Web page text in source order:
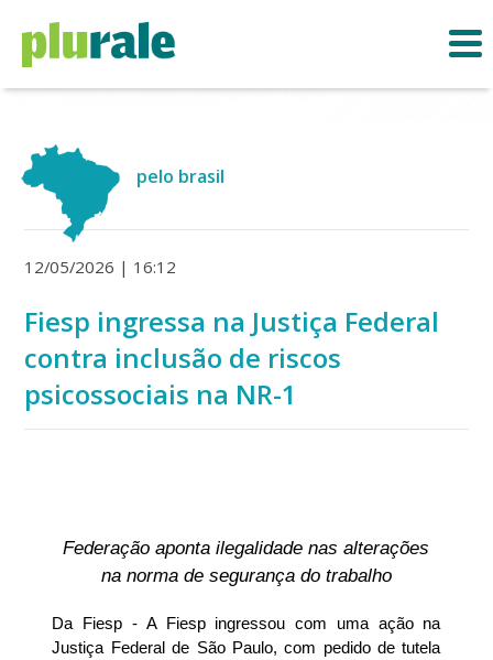
pelo brasil
12/05/2026 | 16:12
Fiesp ingressa na Justiça Federal
contra inclusão de riscos
psicossociais na NR-1
Federação aponta ilegalidade nas alterações
na norma de segurança do trabalho
Da Fiesp - A Fiesp ingressou com uma ação na
Justiça Federal de São Paulo, com pedido de tutela